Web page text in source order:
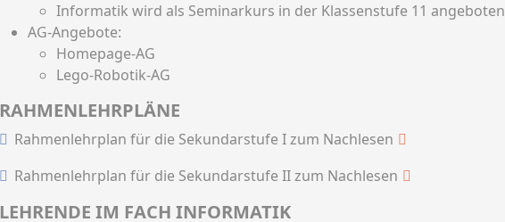
Informatik wird als Seminarkurs in der Klassenstufe 11 angeboten
AG-Angebote:
Homepage-AG
Lego-Robotik-AG
RAHMENLEHRPLÄNE
Rahmenlehrplan für die Sekundarstufe I zum Nachlesen
Rahmenlehrplan für die Sekundarstufe II zum Nachlesen
LEHRENDE IM FACH INFORMATIK